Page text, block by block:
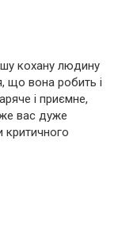
кохану людину
що вона робить і
і приємне,
вас дуже
критичного